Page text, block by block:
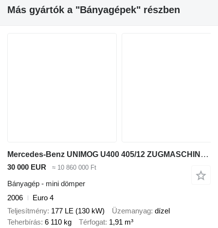
Más gyártók a "Bányagépek" részben
Mercedes-Benz UNIMOG U400 405/12 ZUGMASCHINE/ KIPPER
30 000 EUR ≈ 10 860 000 Ft
Bányagép - mini dömper
2006
Euro 4
Teljesítmény 177 LE (130 kW) Üzemanyag dízel
Teherbírás 6 110 kg Térfogat 1,91 m³